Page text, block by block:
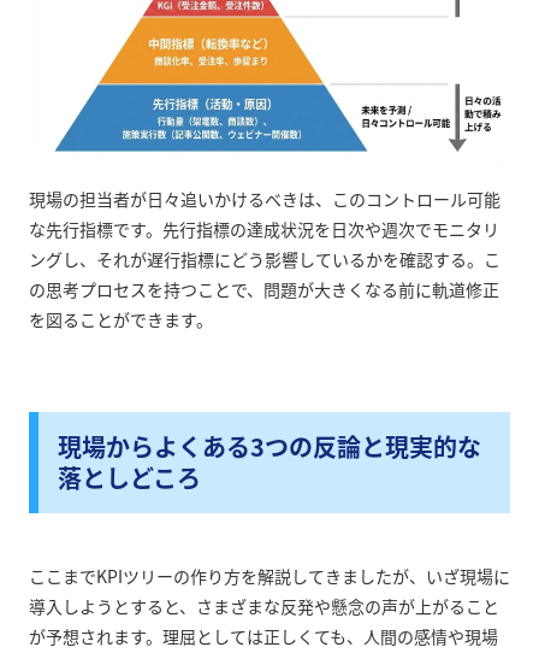
現場の担当者が日々追いかけるべきは、このコントロール可能
な先行指標です。先行指標の達成状況を日次や週次でモニタリ
ングし、それが遅行指標にどう影響しているかを確認する。こ
の思考プロセスを持つことで、問題が大きくなる前に軌道修正
を図ることができます。
現場からよくある3つの反論と現実的な
落としどころ
ここまでKPIツリーの作り方を解説してきましたが、いざ現場に
導入しようとすると、さまざまな反発や懸念の声が上がること
が予想されます。理屈としては正しくても、人間の感情や現場